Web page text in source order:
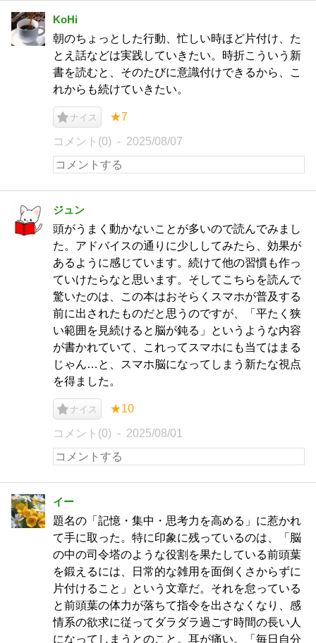
KoHi
朝のちょっとした行動、忙しい時ほど片付け、た
とえ話などは実践していきたい。時折こういう新
書を読むと、そのたびに意識付けできるから、こ
れからも続けていきたい。
ナイス ★7
コメント(0) 2025/08/07
ジュン
頭がうまく動かないことが多いので読んでみまし
た。アドバイスの通りに少ししてみたら、効果が
あるように感じています。続けて他の習慣も作っ
ていけたらなと思います。そしてこちらを読んで
驚いたのは、この本はおそらくスマホが普及する
前に出されたものだと思うのですが、「平たく狭
い範囲を見続けると脳が鈍る」というような内容
が書かれていて、これってスマホにも当てはまる
じゃん…と、スマホ脳になってしまう新たな視点
を得ました。
ナイス ★10
コメント(0) 2025/08/01
イー
題名の「記憶・集中・思考力を高める」に惹かれ
て手に取った。特に印象に残っているのは、「脳
の中の司令塔のような役割を果たしている前頭葉
を鍛えるには、日常的な雑用を面倒くさからずに
片付けること」という文章だ。それを怠っている
と前頭葉の体力が落ちて指令を出さなくなり、感
情系の欲求に従ってダラダラ過ごす時間の長い人
になってしまうとのこと。耳が痛い。「毎日自分